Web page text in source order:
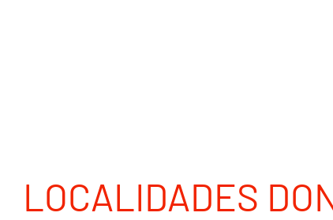
LOCALIDADES